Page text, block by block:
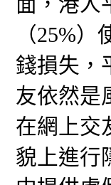
（25%
錢損失，
友依然是
在網上交
貌上進行